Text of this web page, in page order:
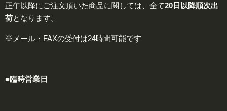
正午以降にご注文頂いた商品に関しては、全て20日以降順次出
荷となります。
※メール・FAXの受付は24時間可能です
■臨時営業日